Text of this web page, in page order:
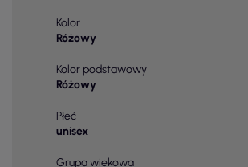
Kolor
Różowy
Kolor podstawowy
Różowy
Płeć
unisex
Grupa wiekowa